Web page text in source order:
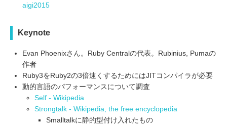
aigi2015
Keynote
Evan Phoenixさん。Ruby Centralの代表。Rubinius, Pumaの
作者
Ruby3をRuby2の3倍速くするためにはJITコンパイラが必要
動的言語のパフォーマンスについて調査
Self - Wikipedia
Strongtalk - Wikipedia, the free encyclopedia
Smalltalkに静的型付け入れたもの